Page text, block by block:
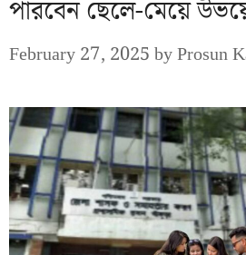
পারবেন ছেলে-মেয়ে
February 27, 2025byProsun